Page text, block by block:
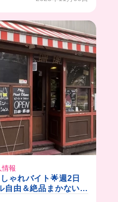
情報
ゃれバイト🌟週2日
自由＆絶品まかない付